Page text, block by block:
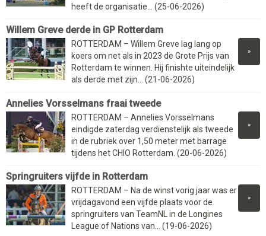
heeft de organisatie... (25-06-2026)
Willem Greve derde in GP Rotterdam
»
ROTTERDAM – Willem Greve lag lang op
koers om net als in 2023 de Grote Prijs van
Rotterdam te winnen. Hij finishte uiteindelijk
als derde met zijn... (21-06-2026)
Annelies Vorsselmans fraai tweede
»
ROTTERDAM – Annelies Vorsselmans
eindigde zaterdag verdienstelijk als tweede
in de rubriek over 1,50 meter met barrage
tijdens het CHIO Rotterdam. (20-06-2026)
Springruiters vijfde in Rotterdam
»
ROTTERDAM – Na de winst vorig jaar was er
vrijdagavond een vijfde plaats voor de
springruiters van TeamNL in de Longines
League of Nations van... (19-06-2026)